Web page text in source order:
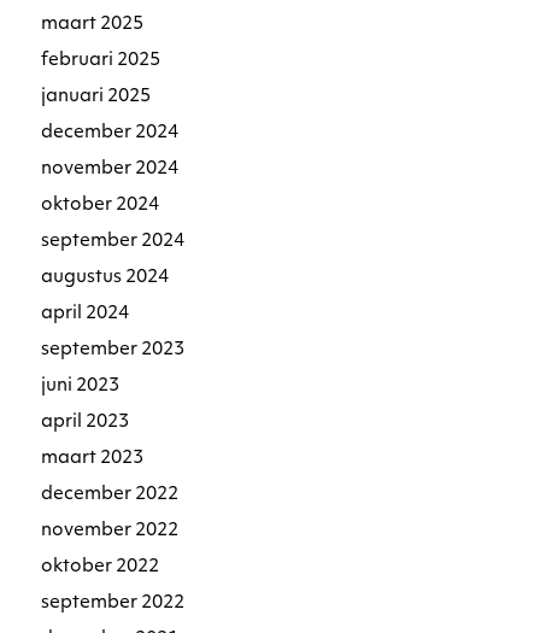
maart 2025
februari 2025
januari 2025
december 2024
november 2024
oktober 2024
september 2024
augustus 2024
april 2024
september 2023
juni 2023
april 2023
maart 2023
december 2022
november 2022
oktober 2022
september 2022